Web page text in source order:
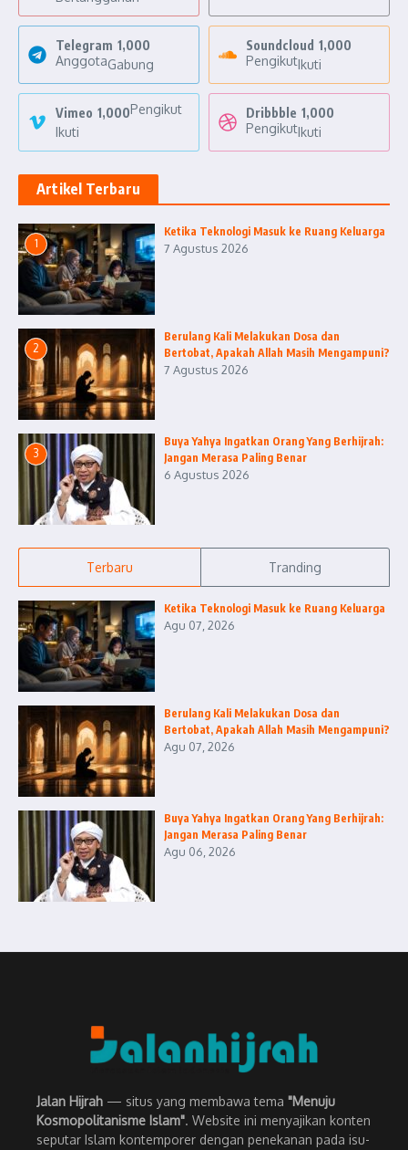
Telegram 1,000
AnggotaGabung
Soundcloud 1,000
PengikutIkuti
Vimeo 1,000Pengikut
Ikuti
Dribbble 1,000
PengikutIkuti
Artikel Terbaru
1
Ketika Teknologi Masuk ke Ruang Keluarga
7 Agustus 2026
2
Berulang Kali Melakukan Dosa dan
Bertobat, Apakah Allah Masih Mengampuni?
7 Agustus 2026
3
Buya Yahya Ingatkan Orang Yang Berhijrah:
Jangan Merasa Paling Benar
6 Agustus 2026
Terbaru Tranding
Ketika Teknologi Masuk ke Ruang Keluarga
Agu 07, 2026
Berulang Kali Melakukan Dosa dan
Bertobat, Apakah Allah Masih Mengampuni?
Agu 07, 2026
Buya Yahya Ingatkan Orang Yang Berhijrah:
Jangan Merasa Paling Benar
Agu 06, 2026
Jalan Hijrah — situs yang membawa tema "Menuju
Kosmopolitanisme Islam". Website ini menyajikan konten
seputar Islam kontemporer dengan penekanan pada isu-